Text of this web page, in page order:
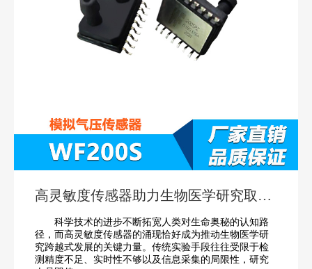
高灵敏度传感器助力生物医学研究取得
科学技术的进步不断拓宽人类对生命奥秘的认知路
径，而高灵敏度传感器的涌现恰好成为推动生物医学研
究跨越式发展的关键力量。传统实验手段往往受限于检
测精度不足、实时性不够以及信息采集的局限性，研究